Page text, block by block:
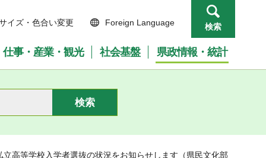
イズ・色合い変更 Foreign Language 検索
仕事・産業・観光 社会基盤 県政情報・統計
立高等学校入学者選抜の状況をお知らせします（県民文化部